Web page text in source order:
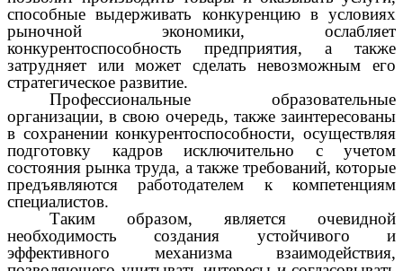
способные выдерживать конкуренцию в условиях
рыночной экономики, ослабляет
конкурентоспособность предприятия, а также
затрудняет или может сделать невозможным его
стратегическое развитие.
Профессиональные образовательные
организации, в свою очередь, также заинтересованы
в сохранении конкурентоспособности, осуществляя
подготовку кадров исключительно с учетом
состояния рынка труда, а также требований, которые
предъявляются работодателем к компетенциям
специалистов.
Таким образом, является очевидной
необходимость создания устойчивого и
эффективного механизма взаимодействия,